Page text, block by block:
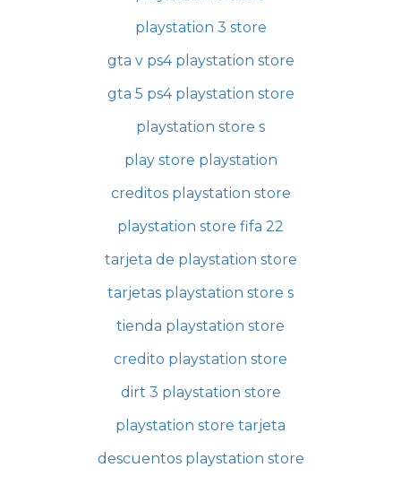
playstation 3 store
gta v ps4 playstation store
gta 5 ps4 playstation store
playstation store s
play store playstation
creditos playstation store
playstation store fifa 22
tarjeta de playstation store
tarjetas playstation store s
tienda playstation store
credito playstation store
dirt 3 playstation store
playstation store tarjeta
descuentos playstation store